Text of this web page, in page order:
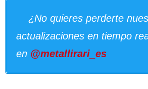
¿No quieres perderte
actualizaciones en tiempo
en @metallirari_es